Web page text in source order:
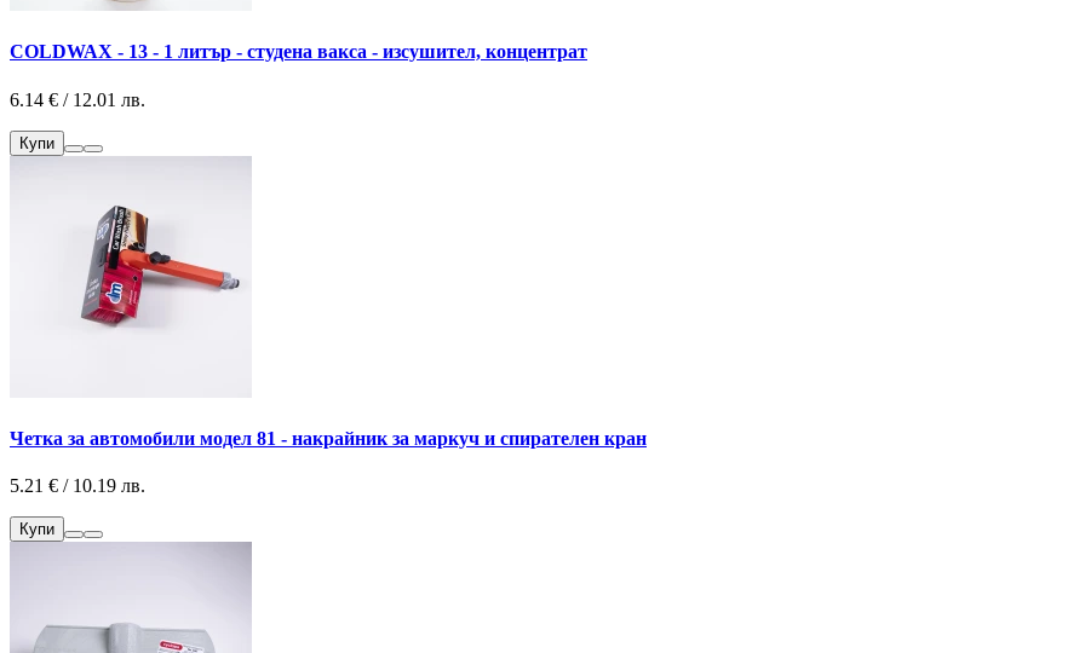
COLDWAX - 13 - 1 литър - студена вакса - изсушител, концентрат
6.14 € / 12.01 лв.
Купи
Четка за автомобили модел 81 - накрайник за маркуч и спирателен кран
5.21 € / 10.19 лв.
Купи